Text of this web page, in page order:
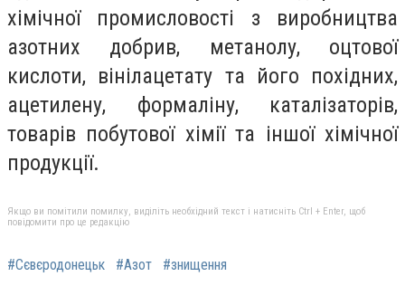
хімічної промисловості з виробництва
азотних добрив, метанолу, оцтової
кислоти, вінілацетату та його похідних,
ацетилену, формаліну, каталізаторів,
товарів побутової хімії та іншої хімічної
продукції.
Якщо ви помітили помилку, виділіть необхідний текст і натисніть Ctrl + Enter, щоб
повідомити про це редакцію
#Сєвєродонецьк #Азот #знищення